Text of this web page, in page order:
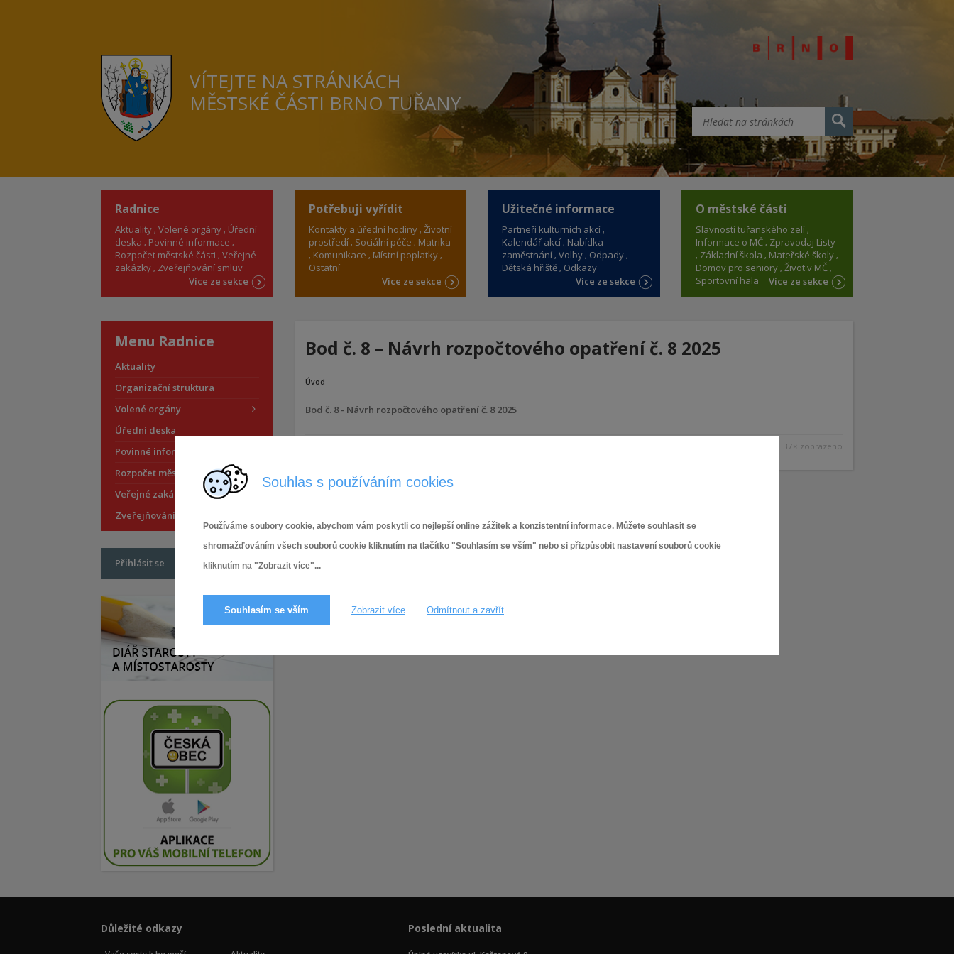
Souhlas s používáním cookies
Používáme soubory cookie, abychom vám poskytli co nejlepší online zážitek a konzistentní informace. Můžete souhlasit se
shromažďováním všech souborů cookie kliknutím na tlačítko "Souhlasím se vším" nebo si přizpůsobit nastavení souborů cookie
kliknutím na "Zobrazit více"...
Souhlasím se vším Zobrazit více Odmítnout a zavřít
VÍTEJTE NA STRÁNKÁCH
MĚSTSKÉ ČÁSTI BRNO TUŘANY
Radnice
Aktuality Volené orgány Úřední
deska
Povinné informace
Rozpočet městské části Veřejné
zakázky Zveřejňování smluv
Více ze sekce
Potřebuji vyřídit
Kontakty a úřední hodiny Životní
prostředí Sociální péče
Matrika
Komunikace
Místní poplatky
Ostatní
Více ze sekce
Užitečné informace
Partneři kulturních akcí
Kalendář akcí Nabídka
zaměstnání Volby Odpady
Dětská hřiště Odkazy
Více ze sekce
O městské části
Slavnosti tuřanského zelí
Informace o MČ Zpravodaj Listy
Základní škola
Mateřské školy
Domov pro seniory Život v MČ
Sportovní hala
Více ze sekce
Bod č. 8 – Návrh rozpočtového opatření č. 8 2025
Úvod
Bod č. 8 - Návrh rozpočtového opatření č. 8 2025
37× zobrazeno
Menu Radnice
Aktuality
Organizační struktura
Volené orgány
Úřední deska
Povinné informace
Rozpočet městské části
Veřejné zakázky
Zveřejňování smluv
Přihlásit se
Důležité odkazy Poslední aktualita